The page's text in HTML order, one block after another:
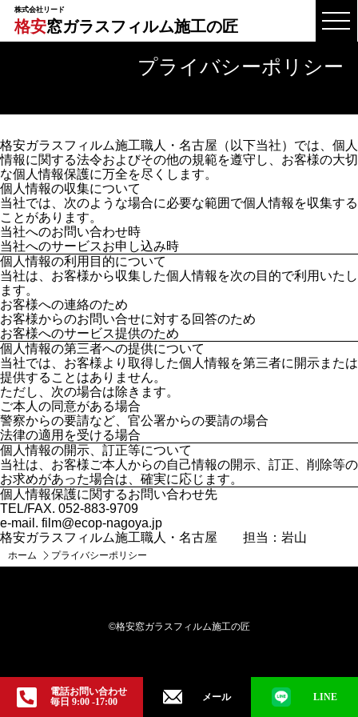
株式会社リード
格安窓ガラスフィルム施工の匠
プライバシーポリシー
格安ガラスフィルム施工職人・名古屋（以下当社）では、個人
情報に関する法令およびその他の規範を遵守し、お客様の大切
な個人情報保護に万全を尽くします。
個人情報の収集について
当社では、次のような場合に必要な範囲で個人情報を収集する
ことがあります。
当社へのお問い合わせ時
当社へのサービスお申し込み時
個人情報の利用目的について
当社は、お客様から収集した個人情報を次の目的で利用いたし
ます。
お客様への連絡のため
お客様からのお問い合せに対する回答のため
お客様へのサービス提供のため
個人情報の第三者への提供について
当社では、お客様より取得した個人情報を第三者に開示または
提供することはありません。
ただし、次の場合は除きます。
ご本人の同意がある場合
警察からの要請など、官公署からの要請の場合
法律の適用を受ける場合
個人情報の開示、訂正等について
当社は、お客様ご本人からの自己情報の開示、訂正、削除等の
お求めがあった場合は、確実に応じます。
個人情報保護に関するお問い合わせ先
TEL/FAX. 052-883-9709
e-mail. film@ecop-nagoya.jp
格安ガラスフィルム施工職人・名古屋 担当：岩山
ホーム プライバシーポリシー
電話お問い合わせ
毎日 9:00 -17:00
メール LINE
©格安窓ガラスフィルム施工の匠